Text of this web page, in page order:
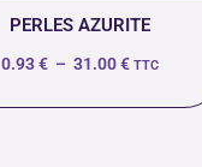
PERLES AZURITE
0.93€ – 31.00€ TTC